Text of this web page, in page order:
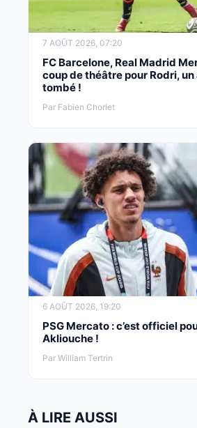
7 AOÛT 2026, 07:20
FC Barcelone, Real Madrid
coup de théâtre pour Rodri,
tombé !
Par Fabien Chorlet
6 AOÛT 2026, 19:20
PSG Mercato : c’est officiel
Akliouche !
Par William Tertrin
À LIRE AUSSI